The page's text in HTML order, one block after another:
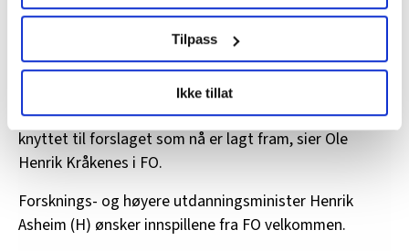
brukes. Du kan hele tiden endre eller trekke tilbake ditt
samtykke fra erklæringen om informasjonskapsler.
LO Medias publikasjoner frifagbevegelse.no, hk-nytt.no
og fontene.no bruker informasjonskapsler (cookies) for å
lære hvordan våre nettsider blir brukt slik at vi tilby
relevant innhold, tilpassede annonser og utarbeide
statistikk.
nettstedet med LO Medias egne samarbeidspartnere
innenfor analyse og annonsering. Disse er angitt i
Tilpass
Ikke tillat
som er foreslått er i tråd med kompetansebehovet i
FO vil jobbe for å få praksis inn i masterutdanningene.
– Vi ser fram til å jobbe videre med vårt høringssvar
knyttet til forslaget som nå er lagt fram, sier Ole
Henrik Kråkenes i FO.
Forsknings- og høyere utdanningsminister Henrik
Asheim (H) ønsker innspillene fra FO velkommen.